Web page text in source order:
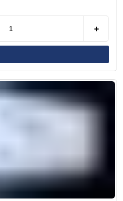
+